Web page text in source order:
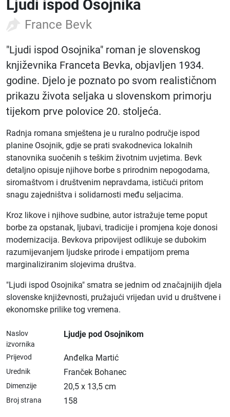
Ljudi ispod Osojnika
France Bevk
"Ljudi ispod Osojnika" roman je slovenskog
književnika Franceta Bevka, objavljen 1934.
godine. Djelo je poznato po svom realističnom
prikazu života seljaka u slovenskom primorju
tijekom prve polovice 20. stoljeća.
Radnja romana smještena je u ruralno područje ispod
planine Osojnik, gdje se prati svakodnevica lokalnih
stanovnika suočenih s teškim životnim uvjetima. Bevk
detaljno opisuje njihove borbe s prirodnim nepogodama,
siromaštvom i društvenim nepravdama, ističući pritom
snagu zajedništva i solidarnosti među seljacima.
Kroz likove i njihove sudbine, autor istražuje teme poput
borbe za opstanak, ljubavi, tradicije i promjena koje donosi
modernizacija. Bevkova pripovijest odlikuje se dubokim
razumijevanjem ljudske prirode i empatijom prema
marginaliziranim slojevima društva.
"Ljudi ispod Osojnika" smatra se jednim od značajnijih djela
slovenske književnosti, pružajući vrijedan uvid u društvene i
ekonomske prilike tog vremena.
Naslov
izvornika
Ljudje pod Osojnikom
Prijevod Anđelka Martić
Urednik Franček Bohanec
Dimenzije 20,5 x 13,5 cm
Broj strana 158